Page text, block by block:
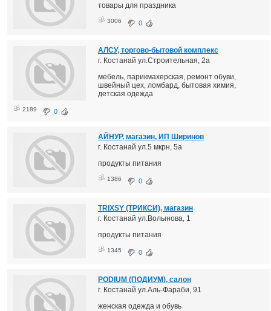
товары для праздника
3006 0
АЛСУ, торгово-бытовой комплекс
г. Костанай ул.Строительная, 2а
мебель, парикмахерская, ремонт обуви,
швейный цех, ломбард, бытовая химия,
детская одежда
2189 0
АЙНУР, магазин, ИП Ширинов
г. Костанай ул.5 мкрн, 5а
продукты питания
1386 0
TRIXSY (ТРИКСИ), магазин
г. Костанай ул.Волынова, 1
продукты питания
1345 0
PODIUM (ПОДИУМ), салон
г. Костанай ул.Аль-Фараби, 91
женская одежда и обувь